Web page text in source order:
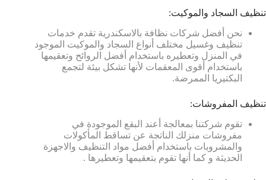
تنظيف السجاد والموكيت:
نحن أفضل شركات نظافة بالاسكندرية تقدم خدمات
تنظيف وغسيل مختلف أنواع السجاد والموكيت الموجود
في المنزل وتعطيره باستخدام أفضل الروائح وتعقيمها
باستخدام أقوى المعقمات لأنها تشكل بيئة لتجمع
البكتيريا الممرضة.
تنظيف المفروشات:
تقوم شركتنا بمعالجة أعند البقع الموجودة في
مفروشات منزلك الناتجة عن تساقط المأكولات
والمشروبات باستخدام أفضل مواد التنظيف والاجهزة
الحديثة و كما أنها تقوم بتعقيمها وتعطيرها .